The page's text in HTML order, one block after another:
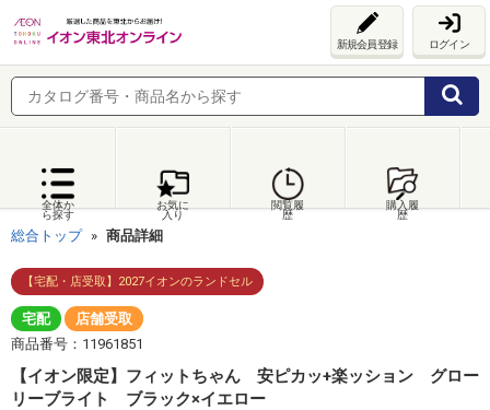
新規会員登録 ログイン
全体か
ら探す
お気に
入り
閲覧履
歴
購入履
歴
総合トップ 商品詳細
【宅配・店受取】2027イオンのランドセル
宅配
店舗受取
商品番号：11961851
【イオン限定】フィットちゃん 安ピカッ+楽ッション グロー
リーブライト ブラック×イエロー